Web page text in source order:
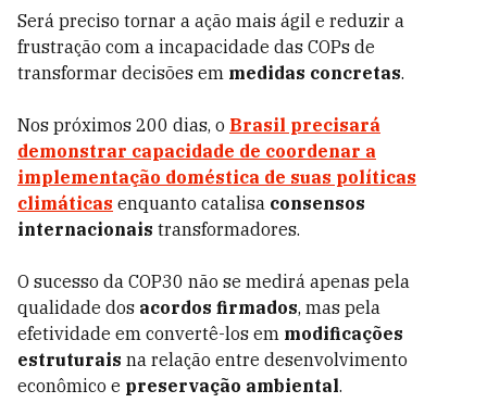
Será preciso tornar a ação mais ágil e reduzir a
frustração com a incapacidade das COPs de
transformar decisões em medidas concretas.
Nos próximos 200 dias, o Brasil precisará
demonstrar capacidade de coordenar a
implementação doméstica de suas políticas
climáticas enquanto catalisa consensos
internacionais transformadores.
O sucesso da COP30 não se medirá apenas pela
qualidade dos acordos firmados, mas pela
efetividade em convertê-los em modificações
estruturais na relação entre desenvolvimento
econômico e preservação ambiental.